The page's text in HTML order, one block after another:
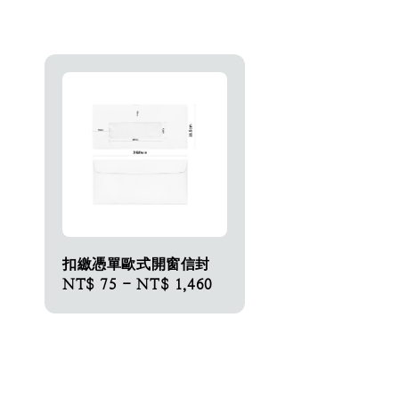
扣繳憑單歐式開窗信封
Regular
NT$ 75 -NT$ 1,460